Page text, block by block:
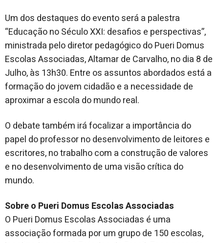
Um dos destaques do evento será a palestra
“Educação no Século XXI: desafios e perspectivas”,
ministrada pelo diretor pedagógico do Pueri Domus
Escolas Associadas, Altamar de Carvalho, no dia 8 de
Julho, às 13h30. Entre os assuntos abordados está a
formação do jovem cidadão e a necessidade de
aproximar a escola do mundo real.
O debate também irá focalizar a importância do
papel do professor no desenvolvimento de leitores e
escritores, no trabalho com a construção de valores
e no desenvolvimento de uma visão crítica do
mundo.
Sobre o Pueri Domus Escolas Associadas
O Pueri Domus Escolas Associadas é uma
associação formada por um grupo de 150 escolas,